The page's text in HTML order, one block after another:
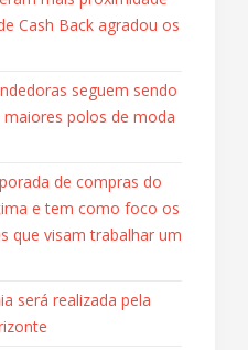
Cash Back agradou os
seguem sendo
polos de moda
de compras do
e tem como foco os
que visam trabalhar um
será realizada pela